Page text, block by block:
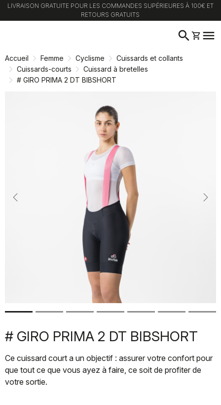
directement
navigation
directement
LIVRAISON GRATUITE POUR LES COMMANDES SUPÉRIEURES À 100€ ET
RETOURS GRATUITS
search shopping_cart menu
Accueil Femme Cyclisme
Cuissards et collants
Cuissards-courts
Cuissard à bretelles
# GIRO PRIMA 2 DT BIBSHORT
Previous
# GIRO PRIMA 2 DT BIBSHORT
Ce cuissard court a un objectif : assurer votre confort pour
que tout ce que vous ayez à faire, ce soit de profiter de
votre sortie.